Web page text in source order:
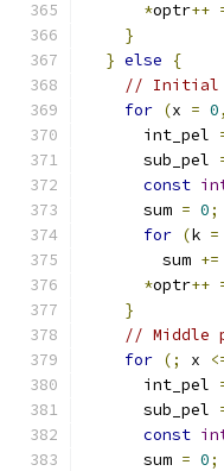
*optr++
}
} else
{
// Initial
for (x = 0,
      int_pel
      sub_pel
const
      sum
= 0;
for (k =
        sum
+=
*optr++
}
// Middle
for (; x
      int_pel
      sub_pel
const
      sum
= 0;